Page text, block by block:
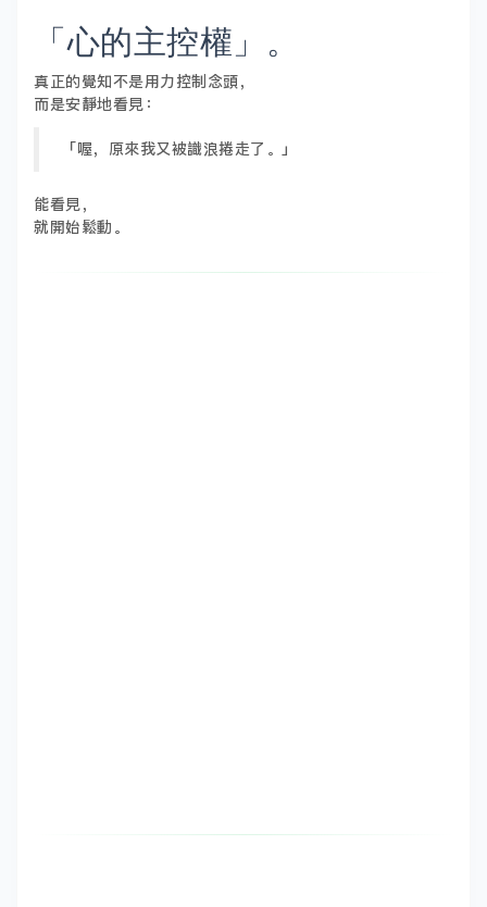
「心的主控權」。
真正的覺知不是用力控制念頭，
而是安靜地看見：
「喔，原來我又被識浪捲走了。」
能看見，
就開始鬆動。